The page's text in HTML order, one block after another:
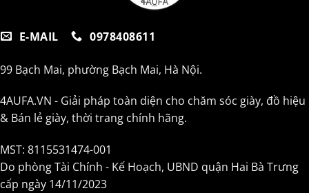
E-MAIL 0978408611
99 Bạch Mai, phường Bạch Mai, Hà Nội.
4AUFA.VN - Giải pháp toàn diện cho chăm sóc giày, đồ hiệu
& Bán lẻ giày, thời trang chính hãng.
MST: 8115531474-001
Do phòng Tài Chính - Kế Hoạch, UBND quận Hai Bà Trưng
cấp ngày 14/11/2023